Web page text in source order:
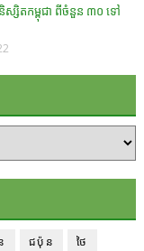
សិតកម្ពុជា ពីចំនួន ៣០ ទៅ
ជប៉ុន
ថៃ